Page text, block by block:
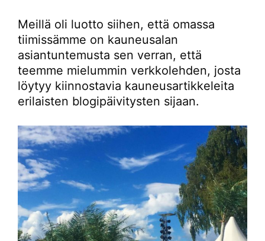
Meillä oli luotto siihen, että omassa
tiimissämme on kauneusalan
asiantuntemusta sen verran, että
teemme mielummin verkkolehden, josta
löytyy kiinnostavia kauneusartikkeleita
erilaisten blogipäivitysten sijaan.